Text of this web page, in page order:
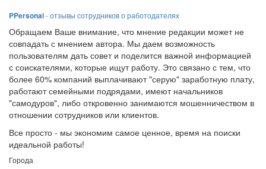
PPersonal- отзывы сотрудников о работодателях
Обращаем Ваше внимание, что мнение редакции может не
совпадать с мнением автора. Мы даем возможность
пользователям дать совет и поделится важной информацией
с соискателями, которые ищут работу. Это связано с тем, что
более 60% компаний выплачивают "серую" заработную плату,
работают семейными подрядами, имеют начальников
"самодуров", либо откровенно занимаются мошенничеством в
отношении сотрудников или клиентов.
Все просто - мы экономим самое ценное, время на поиски
идеальной работы!
Города